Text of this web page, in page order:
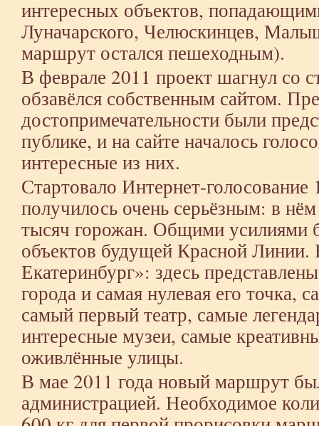
интересных объектов,
Луначарского, Челюскинцев,
маршрут остался пешеходным).
В феврале 2011 проект шагнул со
обзавёлся собственным сайтом.
достопримечательности были
публике, и на сайте началось
интересные из них.
Стартовало Интернет-голосование
получилось очень серьёзным: в
тысяч горожан. Общими усилиями
объектов будущей Красной Линии.
Екатеринбург»: здесь
города и самая нулевая его точка,
самый первый театр, самые
интересные музеи, самые
оживлённые улицы.
В мае 2011 года новый маршрут
администрацией. Необходимое